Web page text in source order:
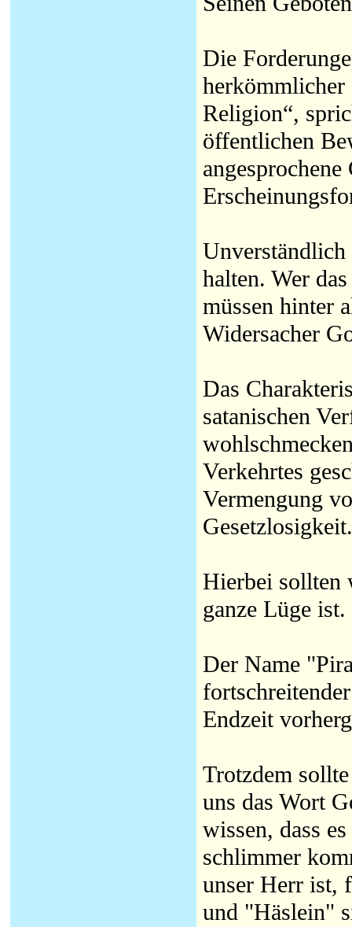
Die
herkömmlicher
Religion“,
öffentlichen
halten. Wer
müssen hinter
Widersacher
Das
satanischen
Verkehrtes
Vermengung
Gesetzlosigkeit.
Hierbei sollten
ganze Lüge ist.
Der Name
Endzeit
Trotzdem
uns das Wort
wissen, dass
schlimmer
unser Herr ist,
und "Häslein"